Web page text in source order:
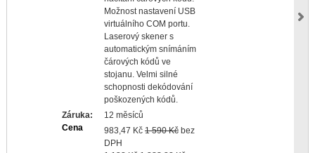
Možnost nastavení USB
virtuálního COM portu.
Laserový skener s
automatickým snímáním
čárových kódů ve
stojanu. Velmi silné
schopnosti dekódování
poškozených kódů.
Záruka:
12 měsíců
Cena
983,47 Kč 1 590 Kčbez
DPH